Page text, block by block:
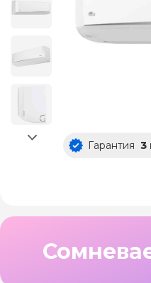
Гарантия 3